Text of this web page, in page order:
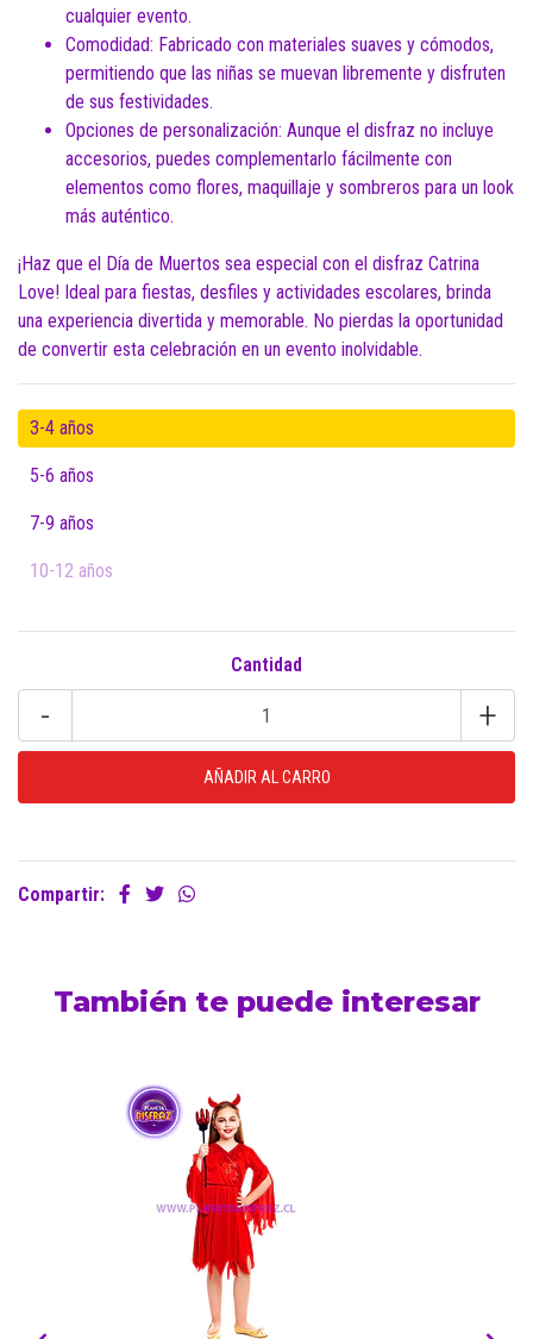
cualquier evento.
Comodidad: Fabricado con materiales suaves y cómodos,
permitiendo que las niñas se muevan libremente y disfruten
de sus festividades.
Opciones de personalización: Aunque el disfraz no incluye
accesorios, puedes complementarlo fácilmente con
elementos como flores, maquillaje y sombreros para un look
más auténtico.
¡Haz que el Día de Muertos sea especial con el disfraz Catrina
Love! Ideal para fiestas, desfiles y actividades escolares, brinda
una experiencia divertida y memorable. No pierdas la oportunidad
de convertir esta celebración en un evento inolvidable.
3-4 años
5-6 años
7-9 años
10-12 años
Cantidad
- +
Compartir:
También te puede interesar